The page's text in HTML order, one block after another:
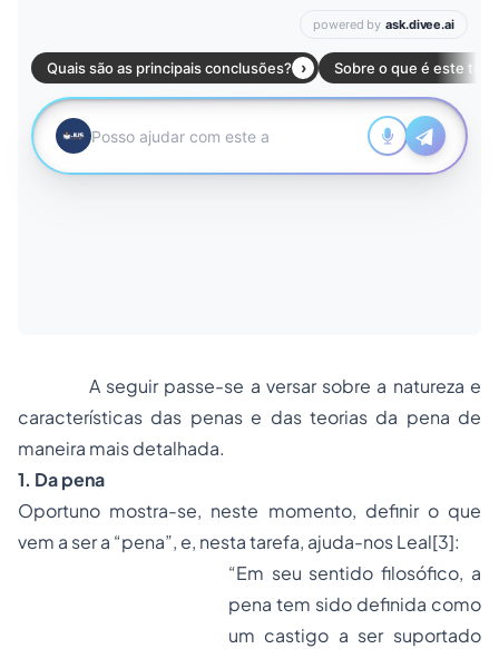
A seguir passe-se a versar sobre a natureza e
características das penas e das teorias da pena de
maneira mais detalhada.
1. Da pena
Oportuno mostra-se, neste momento, definir o que
vem a ser a “pena”, e, nesta tarefa, ajuda-nos Leal[3]:
“Em seu sentido filosófico, a
pena tem sido definida como
um castigo a ser suportado